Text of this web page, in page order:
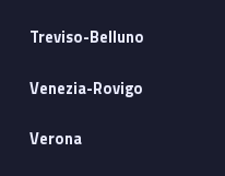
Treviso-Belluno
Venezia-Rovigo
Verona